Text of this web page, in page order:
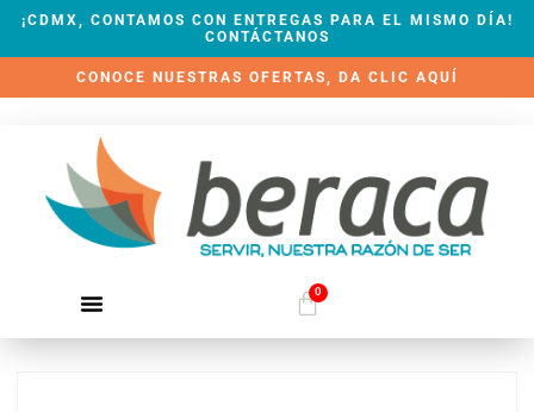
¡CDMX, CONTAMOS CON ENTREGAS PARA EL MISMO DÍA!
CONTÁCTANOS
CONOCE NUESTRAS OFERTAS, DA CLIC AQUÍ
0